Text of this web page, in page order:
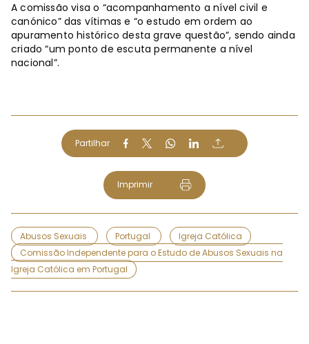
A comissão visa o “acompanhamento a nível civil e
canónico” das vítimas e “o estudo em ordem ao
apuramento histórico desta grave questão”, sendo ainda
criado “um ponto de escuta permanente a nível
nacional”.
Partilhar
Imprimir
Abusos Sexuais Portugal
Igreja Católica
Comissão Independente para o Estudo de Abusos Sexuais na
Igreja Católica em Portugal